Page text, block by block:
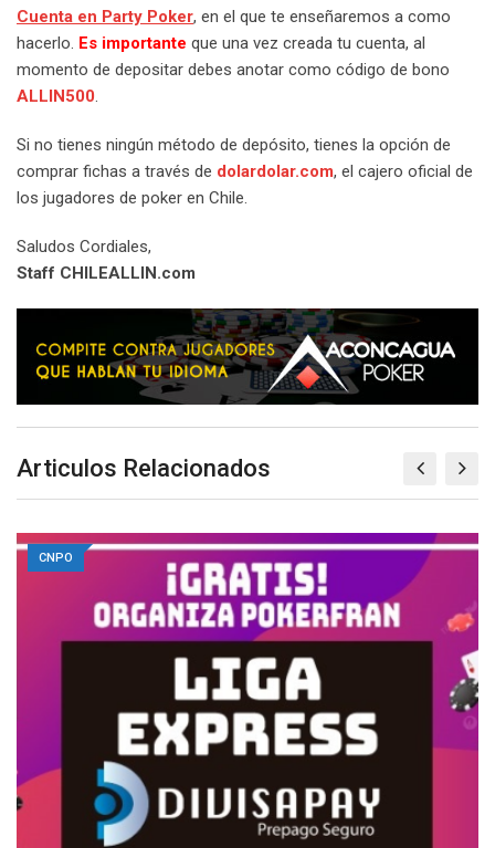
Cuenta en Party Poker, en el que te enseñaremos a como
hacerlo. Es importante que una vez creada tu cuenta, al
momento de depositar debes anotar como código de bono
ALLIN500.
Si no tienes ningún método de depósito, tienes la opción de
comprar fichas a través de dolardolar.com, el cajero oficial de
los jugadores de poker en Chile.
Saludos Cordiales,
Staff CHILEALLIN.com
Articulos Relacionados
CNPO